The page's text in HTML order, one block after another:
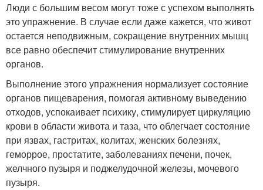
Люди с большим весом могут тоже с успехом выполнять
это упражнение. В случае если даже кажется, что живот
остается неподвижным, сокращение внутренних мышц
все равно обеспечит стимулирование внутренних
органов.
Выполнение этого упражнения нормализует состояние
органов пищеварения, помогая активному выведению
отходов, успокаивает психику, стимулирует циркуляцию
крови в области живота и таза, что облегчает состояние
при язвах, гастритах, колитах, женских болезнях,
геморрое, простатите, заболеваниях печени, почек,
желчного пузыря и поджелудочной железы, мочевого
пузыря.